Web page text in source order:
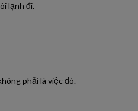
lạnh đi.
phải là việc đó.